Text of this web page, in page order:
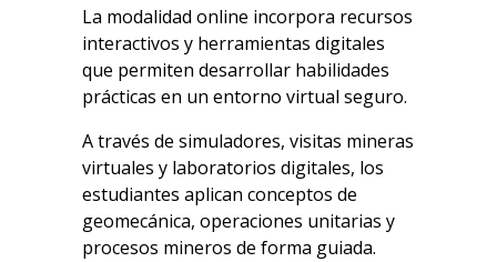
La modalidad online incorpora recursos
interactivos y herramientas digitales
que permiten desarrollar habilidades
prácticas en un entorno virtual seguro.
A través de simuladores, visitas mineras
virtuales y laboratorios digitales, los
estudiantes aplican conceptos de
geomecánica, operaciones unitarias y
procesos mineros de forma guiada.